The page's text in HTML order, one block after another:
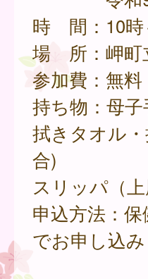
時 間：10時
場 所：岬町
参加費：無料
持ち物：母
拭きタオル
合)
スリッパ（上
申込方法：
でお申し込み